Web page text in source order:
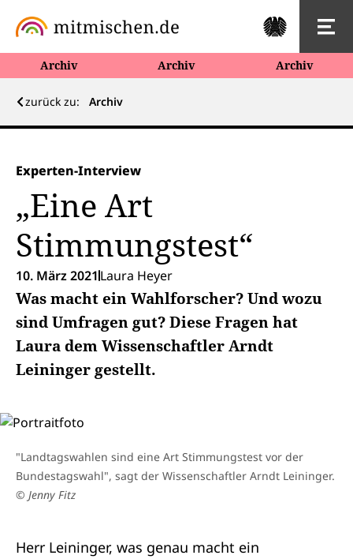
Archiv Archiv Archiv
zurück zu: Archiv
Experten-Interview
„Eine Art
Stimmungstest“
10. März 2021 Laura Heyer
Was macht ein Wahlforscher? Und wozu
sind Umfragen gut? Diese Fragen hat
Laura dem Wissenschaftler Arndt
Leininger gestellt.
"Landtagswahlen sind eine Art Stimmungstest vor der
Bundestagswahl", sagt der Wissenschaftler Arndt Leininger.
© Jenny Fitz
Herr Leininger, was genau macht ein